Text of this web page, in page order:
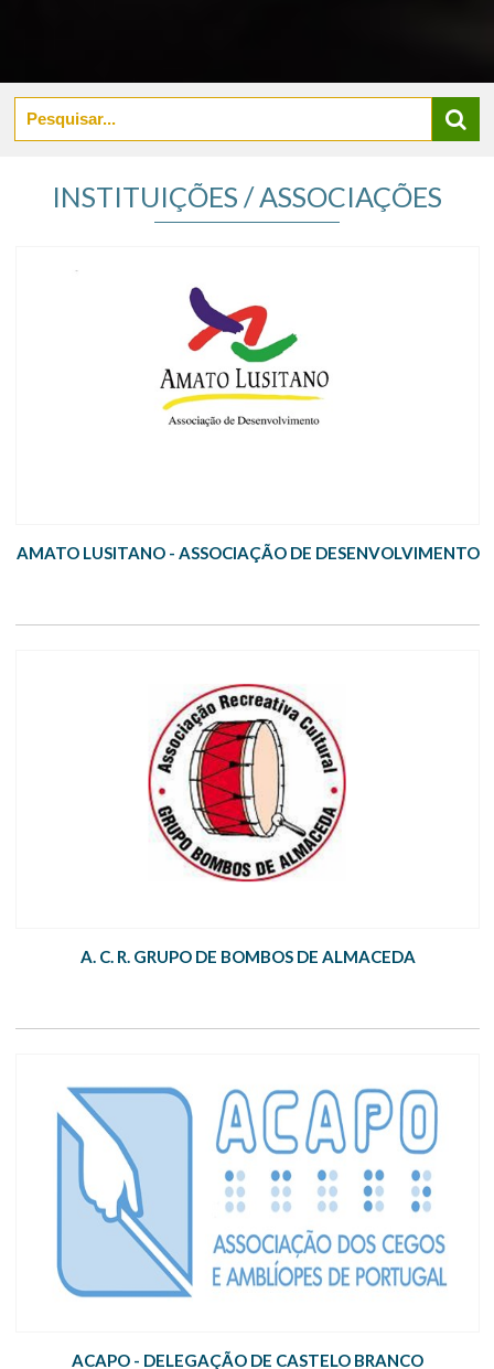
INSTITUIÇÕES / ASSOCIAÇÕES
AMATO LUSITANO - ASSOCIAÇÃO DE DESENVOLVIMENTO
A. C. R. GRUPO DE BOMBOS DE ALMACEDA
ACAPO - DELEGAÇÃO DE CASTELO BRANCO